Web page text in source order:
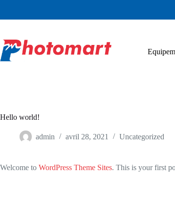
contenu
Hello world!
admin avril 28, 2021 Uncategorized
Welcome to WordPress Theme Sites. This is your first